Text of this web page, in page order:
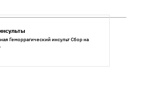
Геморрагический инсульт Сбор на